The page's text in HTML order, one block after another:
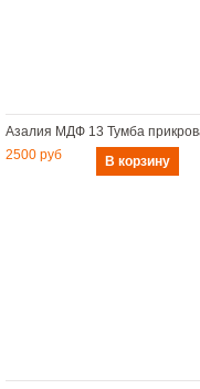
Азалия МДФ 13 Тумба
2500 руб